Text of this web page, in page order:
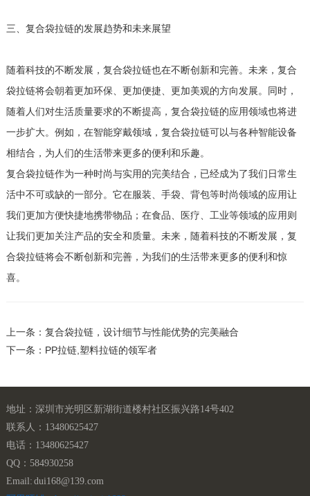
三、复合袋拉链的发展趋势和未来展望
随着科技的不断发展，复合袋拉链也在不断创新和完善。未来，复合
袋拉链将会朝着更加环保、更加便捷、更加美观的方向发展。同时，
随着人们对生活质量要求的不断提高，复合袋拉链的应用领域也将进
一步扩大。例如，在智能穿戴领域，复合袋拉链可以与各种智能设备
相结合，为人们的生活带来更多的便利和乐趣。
复合袋拉链作为一种时尚与实用的完美结合，已经成为了我们日常生
活中不可或缺的一部分。它在服装、手袋、背包等时尚领域的应用让
我们更加方便快捷地携带物品；在食品、医疗、工业等领域的应用则
让我们更加关注产品的安全和质量。未来，随着科技的不断发展，复
合袋拉链将会不断创新和完善，为我们的生活带来更多的便利和惊
喜。
上一条：复合袋拉链，设计细节与性能优势的完美融合
下一条：PP拉链,塑料拉链的领军者
地址：深圳市光明区新湖街道楼村社区振兴路14号402
联系人：13480625427
电话：13480625427
QQ：584930258
Email: dui168@139.com